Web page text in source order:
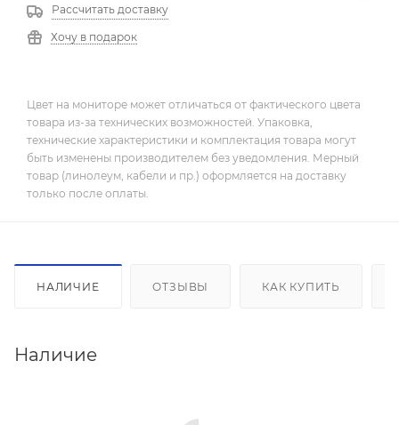
Рассчитать доставку
Хочу в подарок
Цвет на мониторе может отличаться от фактического цвета
товара из-за технических возможностей. Упаковка,
технические характеристики и комплектация товара могут
быть изменены производителем без уведомления. Мерный
товар (линолеум, кабели и пр.) оформляется на доставку
только после оплаты.
НАЛИЧИЕ ОТЗЫВЫ КАК КУПИТЬ
Наличие